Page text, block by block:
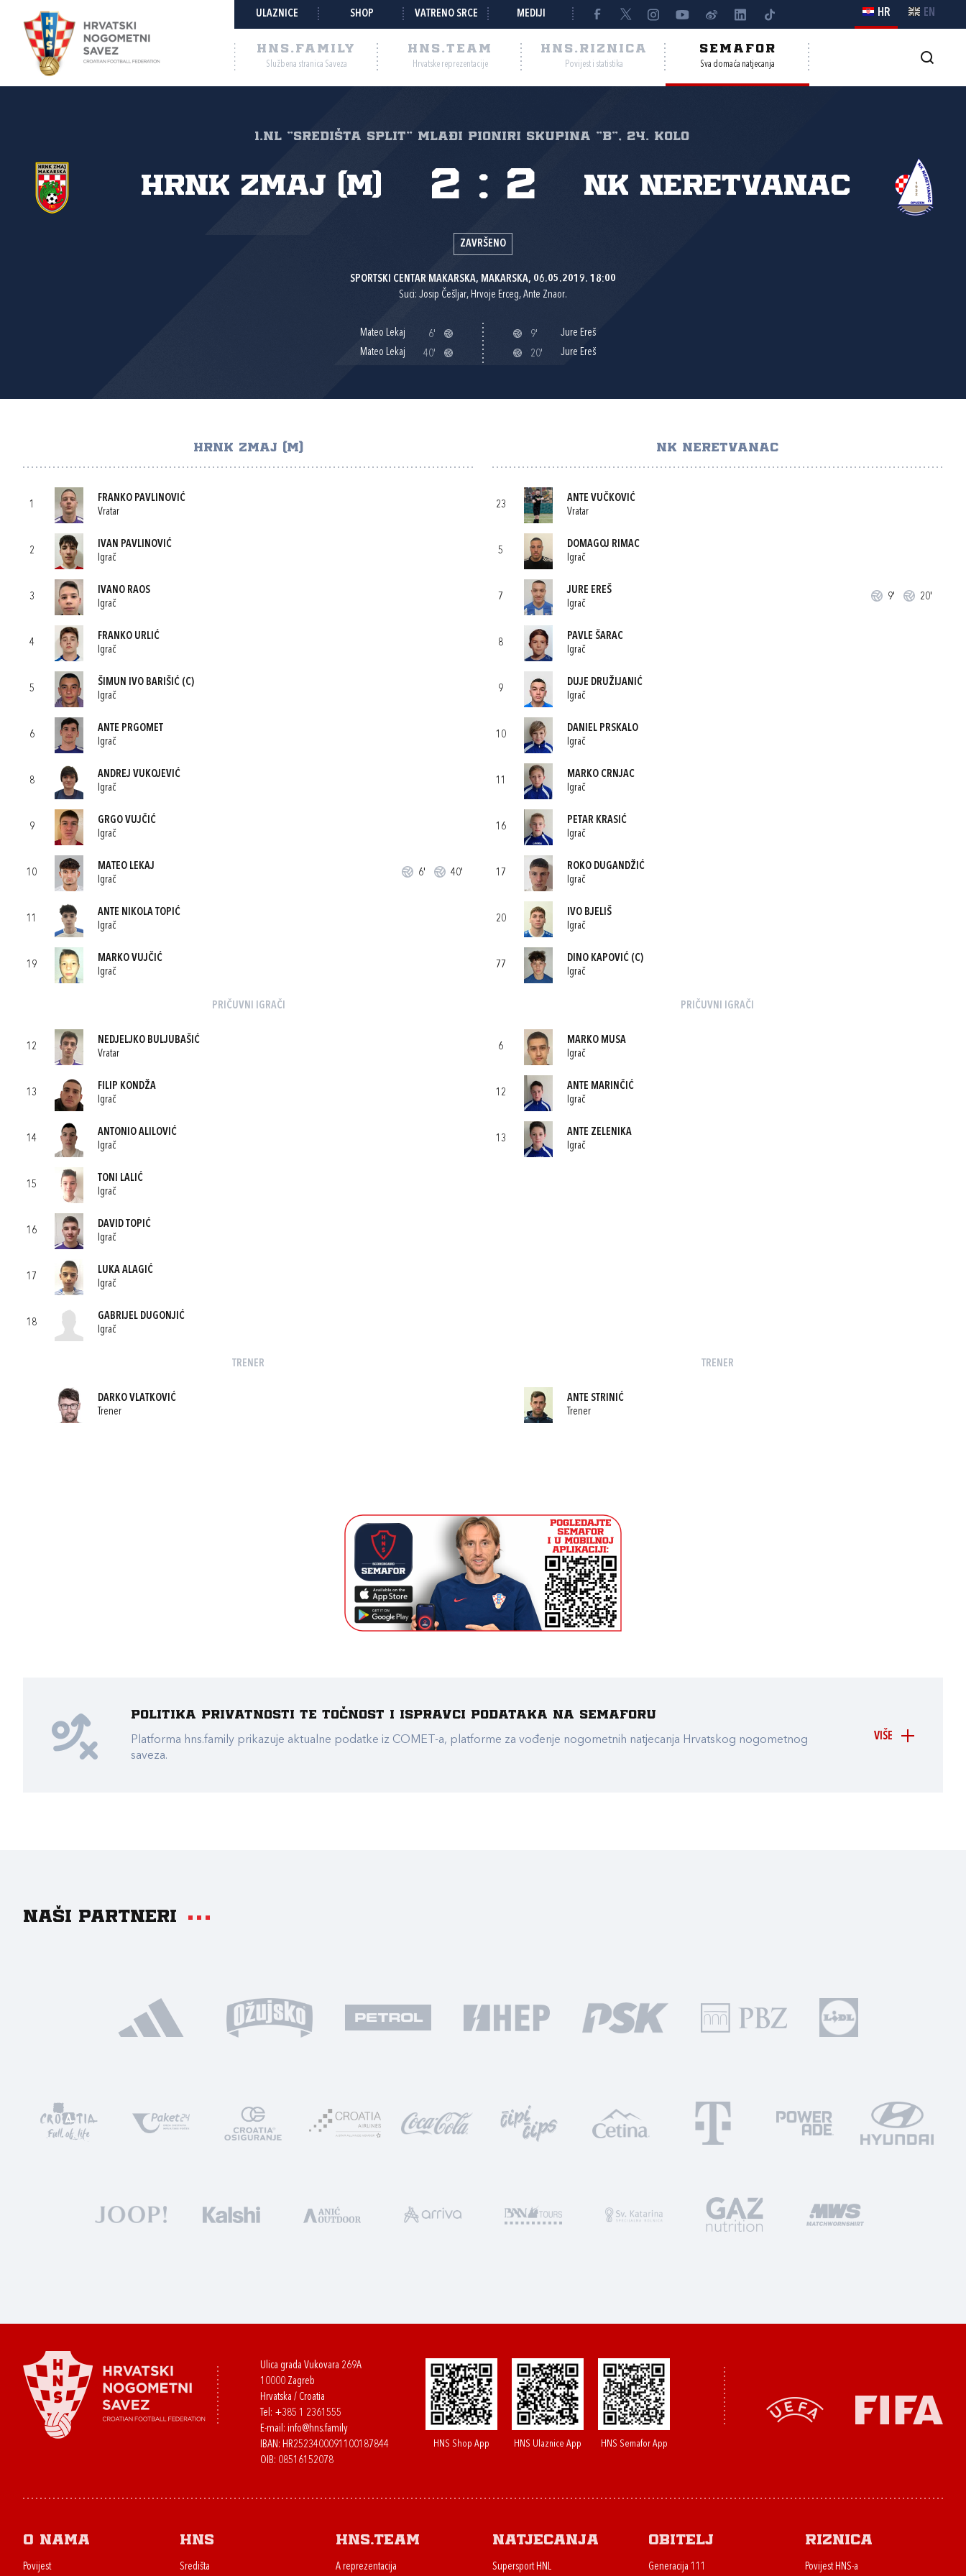
ULAZNICE SHOP VATRENO SRCE MEDIJI HR EN
HNS.FAMILY
Službena stranica Saveza
HNS.TEAM
Hrvatske reprezentacije
HNS.RIZNICA
Povijest i statistika
SEMAFOR
Sva domaća natjecanja
1.NL "SREDIŠTA SPLIT" Mlađi pioniri Skupina "B", 24. kolo
HRNK Zmaj (M) NK Neretvanac
2 : 2
ZAVRŠENO
SPORTSKI CENTAR MAKARSKA, MAKARSKA, 06.05.2019. 18:00
Suci: Josip Češljar, Hrvoje Erceg, Ante Znaor.
Mateo Lekaj
6'
Mateo Lekaj
40'
9'
Jure Ereš
20'
Jure Ereš
HRNK ZMAJ (M)
1
FRANKO PAVLINOVIĆ
Vratar
2
IVAN PAVLINOVIĆ
Igrač
3
IVANO RAOS
Igrač
4
FRANKO URLIĆ
Igrač
5
ŠIMUN IVO BARIŠIĆ (C)
Igrač
6
ANTE PRGOMET
Igrač
8
ANDREJ VUKOJEVIĆ
Igrač
9
GRGO VUJČIĆ
Igrač
10
MATEO LEKAJ
Igrač
6' 40'
11
ANTE NIKOLA TOPIĆ
Igrač
19
MARKO VUJČIĆ
Igrač
PRIČUVNI IGRAČI
12
NEDJELJKO BULJUBAŠIĆ
Vratar
13
FILIP KONDŽA
Igrač
14
ANTONIO ALILOVIĆ
Igrač
15
TONI LALIĆ
Igrač
16
DAVID TOPIĆ
Igrač
17
LUKA ALAGIĆ
Igrač
18
GABRIJEL DUGONJIĆ
Igrač
TRENER
DARKO VLATKOVIĆ
Trener
NK NERETVANAC
23
ANTE VUČKOVIĆ
Vratar
5
DOMAGOJ RIMAC
Igrač
7
JURE EREŠ
Igrač
9' 20'
8
PAVLE ŠARAC
Igrač
9
DUJE DRUŽIJANIĆ
Igrač
10
DANIEL PRSKALO
Igrač
11
MARKO CRNJAC
Igrač
16
PETAR KRASIĆ
Igrač
17
ROKO DUGANDŽIĆ
Igrač
20
IVO BJELIŠ
Igrač
77
DINO KAPOVIĆ(C)
Igrač
PRIČUVNI IGRAČI
6
MARKO MUSA
Igrač
12
ANTE MARINČIĆ
Igrač
13
ANTE ZELENIKA
Igrač
TRENER
ANTE STRINIĆ
Trener
VIŠE
Politika privatnosti te točnost i ispravci podataka na Semaforu
Platforma hns.family prikazuje aktualne podatke iz COMET-a, platforme za vođenje nogometnih natjecanja Hrvatskog nogometnog
saveza.
Naši partneri
Ulica grada Vukovara 269A
10000 Zagreb
Hrvatska / Croatia
Tel: +385 1 2361555
E-mail: info@hns.family
IBAN: HR2523400091100187844
OIB: 08516152078
HNS Shop App HNS Ulaznice App HNS Semafor App
O nama
Povijest
HNS
Središta
HNS.team
A reprezentacija
Natjecanja
Supersport HNL
Obitelj
Generacija 111
Riznica
Povijest HNS-a